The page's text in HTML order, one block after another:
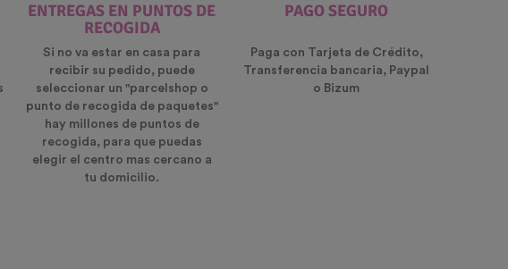
ENTREGAS EN PUNTOS DE
RECOGIDA
Si no va estar en casa para
recibir su pedido, puede
seleccionar un "parcelshop o
punto de recogida de paquetes"
hay millones de puntos de
recogida, para que puedas
elegir el centro mas cercano a
tu domicilio.
PAGO SEGURO
Paga con Tarjeta de Crédito,
Transferencia bancaria, Paypal
o Bizum